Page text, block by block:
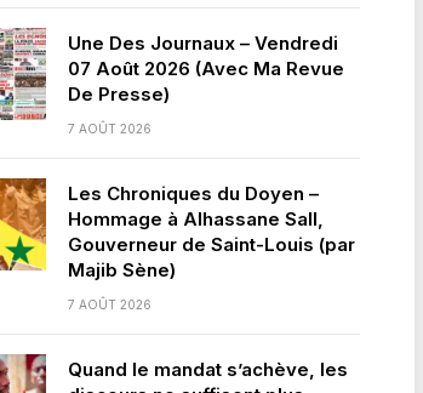
Une Des Journaux – Vendredi
07 Août 2026 (Avec Ma Revue
De Presse)
7 AOÛT 2026
Les Chroniques du Doyen –
Hommage à Alhassane Sall,
Gouverneur de Saint-Louis (par
Majib Sène)
7 AOÛT 2026
Quand le mandat s’achève, les